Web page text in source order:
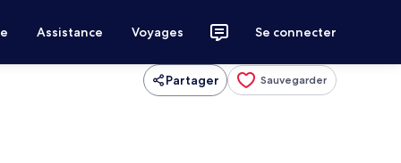
Assistance Voyages Se connecter
Partager Sauvegarder